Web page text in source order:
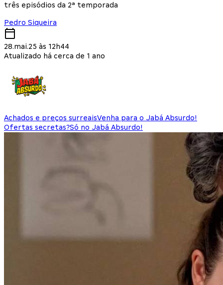
três episódios da 2ª temporada
Pedro Siqueira
28.mai.25 às 12h44
Atualizado há cerca de 1 ano
Achados e preços surreaisVenha para o Jabá Absurdo!
Ofertas secretas?Só no Jabá Absurdo!